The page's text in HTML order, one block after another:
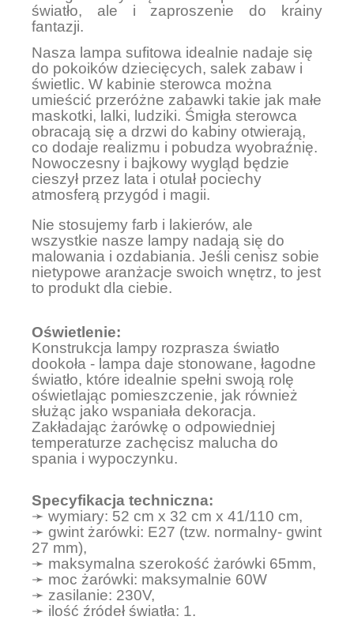
światło, ale i zaproszenie do krainy
fantazji.
Nasza lampa sufitowa idealnie nadaje się
do pokoików dziecięcych, salek zabaw i
świetlic. W kabinie sterowca można
umieścić przeróżne zabawki takie jak małe
maskotki, lalki, ludziki. Śmigła sterowca
obracają się a drzwi do kabiny otwierają,
co dodaje realizmu i pobudza wyobraźnię.
Nowoczesny i bajkowy wygląd będzie
cieszył przez lata i otulał pociechy
atmosferą przygód i magii.
Nie stosujemy farb i lakierów, ale
wszystkie nasze lampy nadają się do
malowania i ozdabiania. Jeśli cenisz sobie
nietypowe aranżacje swoich wnętrz, to jest
to produkt dla ciebie.
Oświetlenie:
Konstrukcja lampy rozprasza światło
dookoła - lampa daje stonowane, łagodne
światło, które idealnie spełni swoją rolę
oświetlając pomieszczenie, jak również
służąc jako wspaniała dekoracja.
Zakładając żarówkę o odpowiedniej
temperaturze zachęcisz malucha do
spania i wypoczynku.
Specyfikacja techniczna:
➛ wymiary: 52 cm x 32 cm x 41/110 cm,
➛ gwint żarówki: E27 (tzw. normalny- gwint
27 mm),
➛ maksymalna szerokość żarówki 65mm,
➛ moc żarówki: maksymalnie 60W
➛ zasilanie: 230V,
➛ ilość źródeł światła: 1.